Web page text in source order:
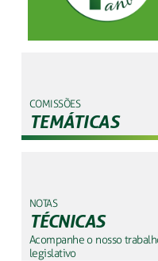
COMISSÕES
TEMÁTICAS
NOTAS
TÉCNICAS
Acompanhe o nosso
legislativo